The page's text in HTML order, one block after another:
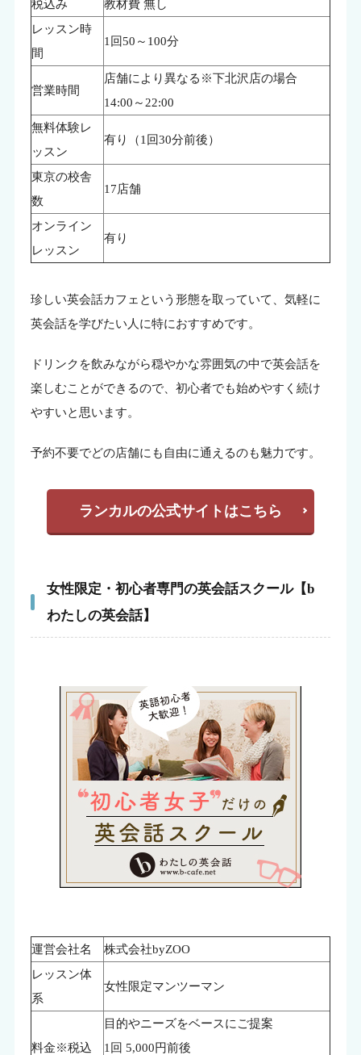
税込み
教材費 無し
レッスン時
間
1回50～100分
営業時間
店舗により異なる※下北沢店の場合
14:00～22:00
無料体験レ
ッスン
有り（1回30分前後）
東京の校舎
数
17店舗
オンライン
レッスン
有り
珍しい英会話カフェという形態を取っていて、気軽に
英会話を学びたい人に特におすすめです。
ドリンクを飲みながら穏やかな雰囲気の中で英会話を
楽しむことができるので、初心者でも始めやすく続け
やすいと思います。
予約不要でどの店舗にも自由に通えるのも魅力です。
ランカルの公式サイトはこちら
女性限定・初心者専門の英会話スクール【b
わたしの英会話】
運営会社名
株式会社byZOO
レッスン体
系
女性限定マンツーマン
料金※税込
目的やニーズをベースにご提案
1回 5,000円前後